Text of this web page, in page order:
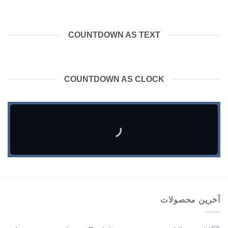
COUNTDOWN AS TEXT
COUNTDOWN AS CLOCK
آخرین محصولات